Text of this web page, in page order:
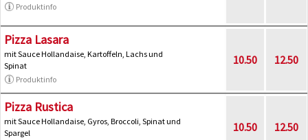
Produktinfo
Pizza Lasara
mit Sauce Hollandaise, Kartoffeln, Lachs und
Spinat
Produktinfo
10.50 12.50
Pizza Rustica
mit Sauce Hollandaise, Gyros, Broccoli, Spinat und
Spargel
10.50 12.50